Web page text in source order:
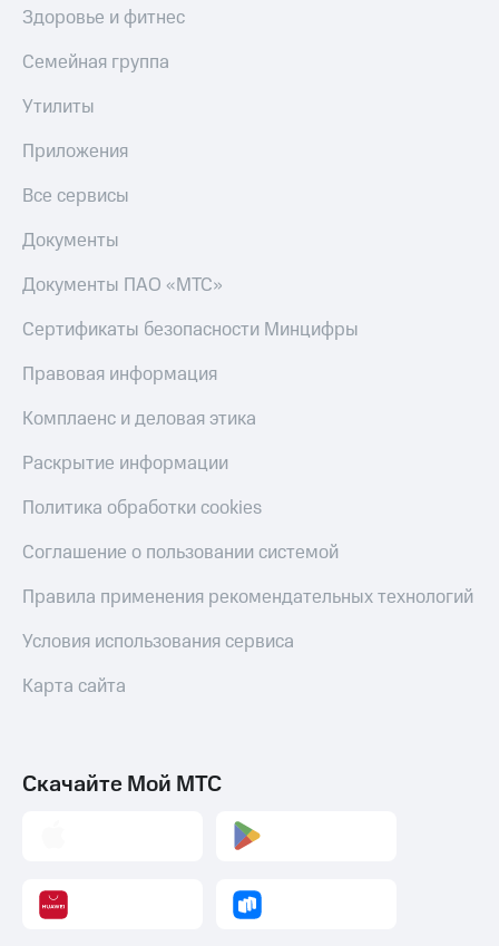
Здоровье и фитнес
Семейная группа
Утилиты
Приложения
Все сервисы
Документы
Документы ПАО «МТС»
Сертификаты безопасности Минцифры
Правовая информация
Комплаенс и деловая этика
Раскрытие информации
Политика обработки cookies
Соглашение о пользовании системой
Правила применения рекомендательных технологий
Условия использования сервиса
Карта сайта
Скачайте Мой МТС